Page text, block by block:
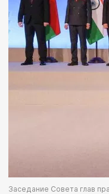
Заседание Совета глав